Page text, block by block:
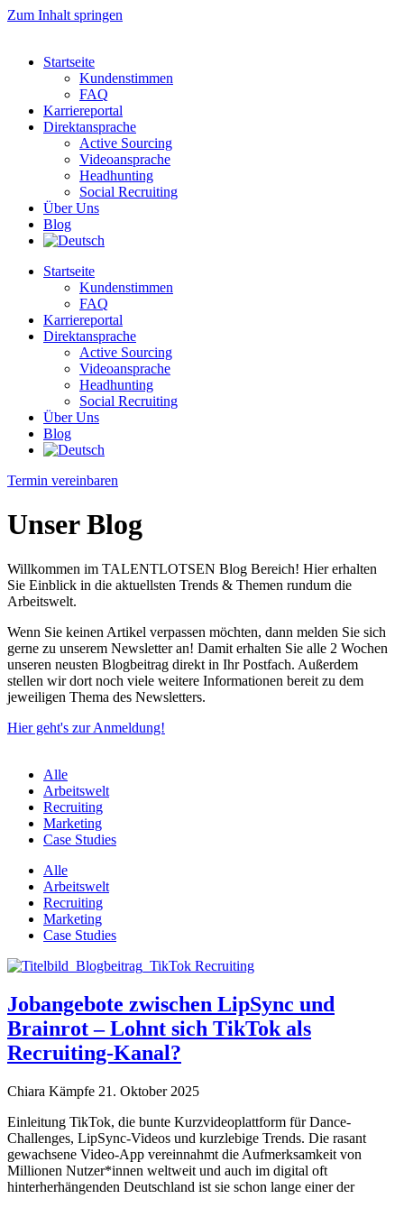
Zum Inhalt springen
Startseite
Kundenstimmen
FAQ
Karriereportal
Direktansprache
Active Sourcing
Videoansprache
Headhunting
Social Recruiting
Über Uns
Blog
Startseite
Kundenstimmen
FAQ
Karriereportal
Direktansprache
Active Sourcing
Videoansprache
Headhunting
Social Recruiting
Über Uns
Blog
Termin vereinbaren
Unser Blog
Willkommen im TALENTLOTSEN Blog Bereich! Hier erhalten
Sie Einblick in die aktuellsten Trends & Themen rundum die
Arbeitswelt.
Wenn Sie keinen Artikel verpassen möchten, dann melden Sie sich
gerne zu unserem Newsletter an! Damit erhalten Sie alle 2 Wochen
unseren neusten Blogbeitrag direkt in Ihr Postfach. Außerdem
stellen wir dort noch viele weitere Informationen bereit zu dem
jeweiligen Thema des Newsletters.
Hier geht's zur Anmeldung!
Alle
Arbeitswelt
Recruiting
Marketing
Case Studies
Alle
Arbeitswelt
Recruiting
Marketing
Case Studies
Jobangebote zwischen LipSync und
Brainrot – Lohnt sich TikTok als
Recruiting-Kanal?
Chiara Kämpfe 21. Oktober 2025
Einleitung TikTok, die bunte Kurzvideoplattform für Dance-
Challenges, LipSync-Videos und kurzlebige Trends. Die rasant
gewachsene Video-App vereinnahmt die Aufmerksamkeit von
Millionen Nutzer*innen weltweit und auch im digital oft
hinterherhängenden Deutschland ist sie schon lange einer der